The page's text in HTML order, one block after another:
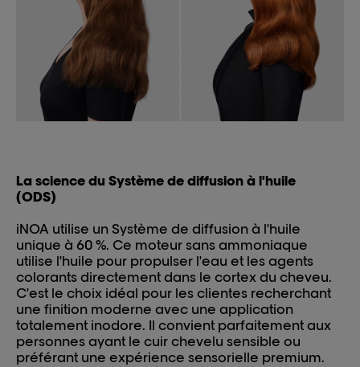
La science du Système de diffusion à l'huile
(ODS)
iNOA utilise un Système de diffusion à l'huile
unique à 60 %. Ce moteur sans ammoniaque
utilise l'huile pour propulser l'eau et les agents
colorants directement dans le cortex du cheveu.
C'est le choix idéal pour les clientes recherchant
une finition moderne avec une application
totalement inodore. Il convient parfaitement aux
personnes ayant le cuir chevelu sensible ou
préférant une expérience sensorielle premium.